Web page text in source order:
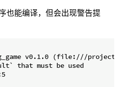
也能编译，但会出现警告提
v0.1.0 (file:///